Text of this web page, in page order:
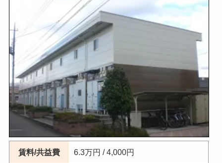
賃料/共益費 6.3万円 / 4,000円